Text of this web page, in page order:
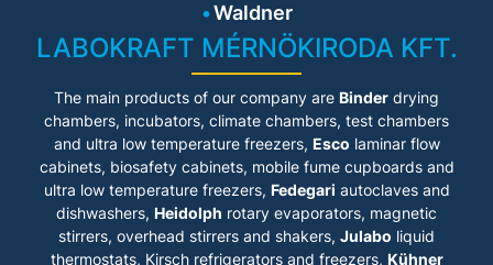
Waldner
LABOKRAFT MÉRNÖKIRODA KFT.
The main products of our company are Binder drying
chambers, incubators, climate chambers, test chambers
and ultra low temperature freezers, Esco laminar flow
cabinets, biosafety cabinets, mobile fume cupboards and
ultra low temperature freezers, Fedegari autoclaves and
dishwashers, Heidolph rotary evaporators, magnetic
stirrers, overhead stirrers and shakers, Julabo liquid
thermostats, Kirsch refrigerators and freezers, Kühner